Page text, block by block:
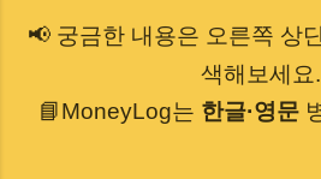
📢 궁금한 내용은 오른쪽 상
색해보세요
📘MoneyLog는 한글·영문